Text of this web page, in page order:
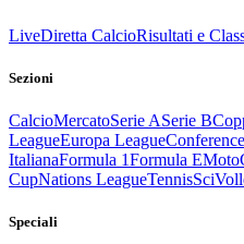
LiveDiretta CalcioRisultati e
Sezioni
CalcioMercatoSerie ASerie B
LeagueEuropa League
ItalianaFormula 1Formula E
CupNations LeagueTennisSci
Speciali